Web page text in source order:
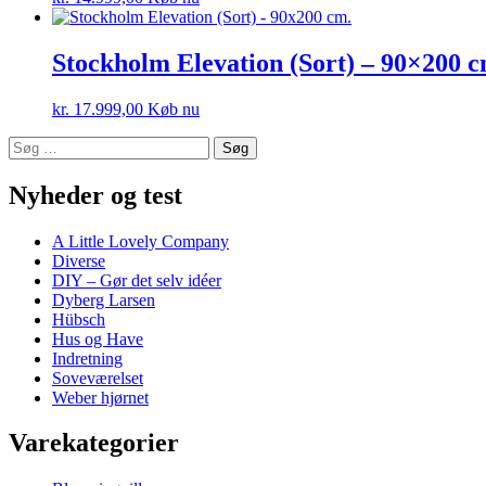
Stockholm Elevation (Sort) – 90×200
kr. 17.999,00 Køb nu
Søg
efter:
Nyheder og test
A Little Lovely Company
Diverse
DIY – Gør det selv idéer
Dyberg Larsen
Hübsch
Hus og Have
Indretning
Soveværelset
Weber hjørnet
Varekategorier